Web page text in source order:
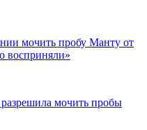
мочить пробу Манту от
восприняли»
мочить пробы